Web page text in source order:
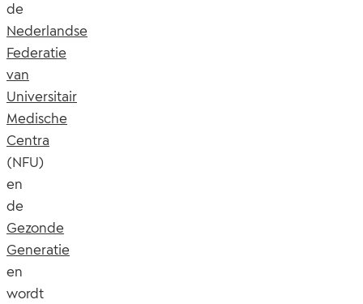
de
Nederlandse
Federatie
van
Universitair
Medische
Centra
(NFU)
en
de
Gezonde
Generatie
en
wordt